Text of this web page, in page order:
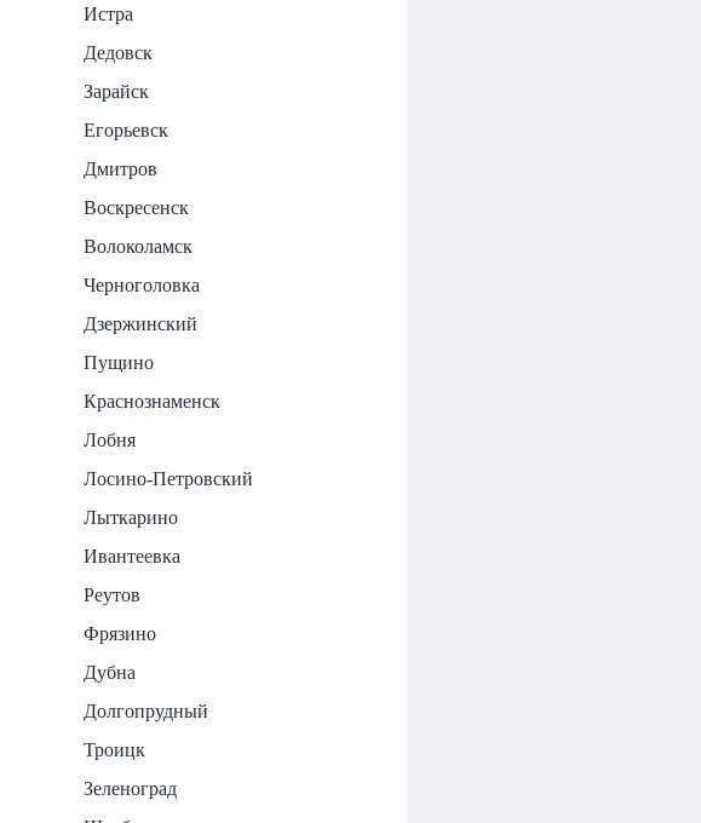
Истра
Дедовск
Зарайск
Егорьевск
Дмитров
Воскресенск
Волоколамск
Черноголовка
Дзержинский
Пущино
Краснознаменск
Лобня
Лосино-Петровский
Лыткарино
Ивантеевка
Реутов
Фрязино
Дубна
Долгопрудный
Троицк
Зеленоград